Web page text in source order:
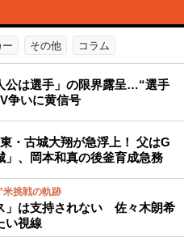
その他 コラム
公は選手」の限界露呈…“選手
争いに黄信号
・古城大翔が急浮上！ 父はG
」、岡本和真の後釜育成急務
米挑戦の軌跡
」は支持されない 佐々木朗希
い視線